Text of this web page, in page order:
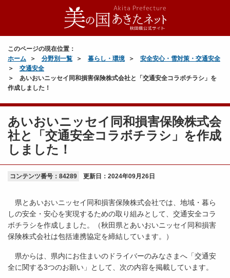
このページの現在位置：
ホーム
分野別一覧 暮らし・環境
安全安心・雪対策・交通安全
交通安全
あいおいニッセイ同和損害保険株式会社と「交通安全コラボチラシ」を
作成しました！
あいおいニッセイ同和損害保険株式会
社と「交通安全コラボチラシ」を作成
しました！
コンテンツ番号：84289 更新日： 2024年09月26日
県とあいおいニッセイ同和損害保険株式会社では、地域・暮ら
しの安全・安心を実現するための取り組みとして、交通安全コラ
ボチラシを作成しました。（秋田県とあいおいニッセイ同和損害
保険株式会社は包括連携協定を締結しています。）
県からは、県内にお住まいのドライバーのみなさまへ「交通安
全に関する3つのお願い」として、次の内容を掲載しています。